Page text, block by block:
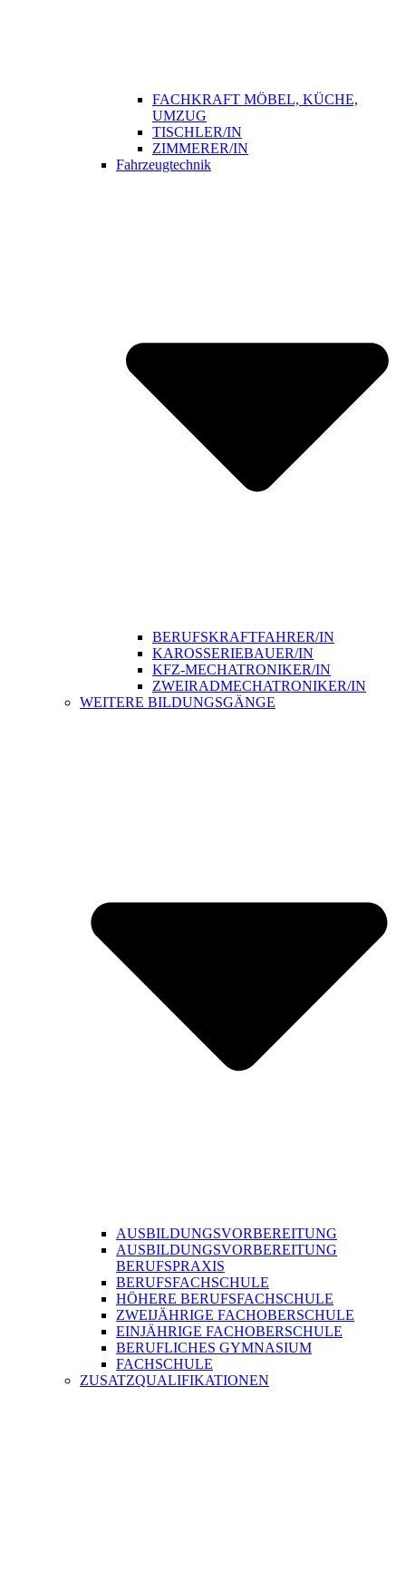
FACHKRAFT MÖBEL, KÜCHE,
UMZUG
TISCHLER/IN
ZIMMERER/IN
Fahrzeugtechnik
BERUFSKRAFTFAHRER/IN
KAROSSERIEBAUER/IN
KFZ-MECHATRONIKER/IN
ZWEIRADMECHATRONIKER/IN
WEITERE BILDUNGSGÄNGE
AUSBILDUNGSVORBEREITUNG
AUSBILDUNGSVORBEREITUNG
BERUFSPRAXIS
BERUFSFACHSCHULE
HÖHERE BERUFSFACHSCHULE
ZWEIJÄHRIGE FACHOBERSCHULE
EINJÄHRIGE FACHOBERSCHULE
BERUFLICHES GYMNASIUM
FACHSCHULE
ZUSATZQUALIFIKATIONEN